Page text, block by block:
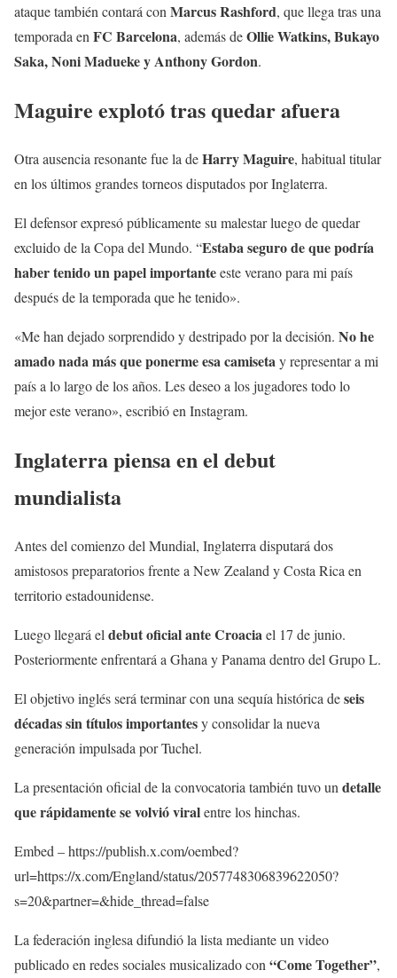
ataque también contará con Marcus Rashford, que llega tras una
temporada en FC Barcelona, además deOllie Watkins, Bukayo
Saka, Noni Madueke y Anthony Gordon.
Maguire explotó tras quedar afuera
Otra ausencia resonante fue la deHarry Maguire, habitual titular
en los últimos grandes torneos disputados por Inglaterra.
El defensor expresó públicamente su malestar luego de quedar
excluido de la Copa del Mundo. “Estaba seguro de que podría
haber tenido un papel importanteeste verano para mi país
después de la temporada que he tenido».
«Me han dejado sorprendido y destripado por la decisión. No he
amado nada más que ponerme esa camisetay representar a mi
país a lo largo de los años. Les deseo a los jugadores todo lo
mejor este verano», escribió en Instagram.
Inglaterra piensa en el debut
mundialista
Antes del comienzo del Mundial, Inglaterra disputará dos
amistosos preparatorios frente a New Zealand y Costa Rica en
territorio estadounidense.
Luego llegará el debut oficial ante Croaciael 17 de junio.
Posteriormente enfrentará a Ghana y Panama dentro del Grupo L.
El objetivo inglés será terminar con una sequía histórica deseis
décadas sin títulos importantesy consolidar la nueva
generación impulsada por Tuchel.
La presentación oficial de la convocatoria también tuvo un detalle
que rápidamente se volvió viralentre los hinchas.
Embed – https://publish.x.com/oembed?
url=https://x.com/England/status/2057748306839622050?
s=20&partner=&hide_thread=false
La federación inglesa difundió la lista mediante un video
publicado en redes sociales musicalizado con “Come Together”,